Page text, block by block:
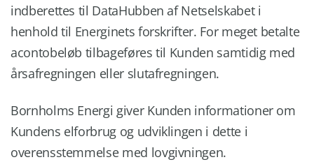
indberettes til DataHubben af Netselskabet i
henhold til Energinets forskrifter. For meget betalte
acontobeløb tilbageføres til Kunden samtidig med
årsafregningen eller slutafregningen.
Bornholms Energi giver Kunden informationer om
Kundens elforbrug og udviklingen i dette i
overensstemmelse med lovgivningen.